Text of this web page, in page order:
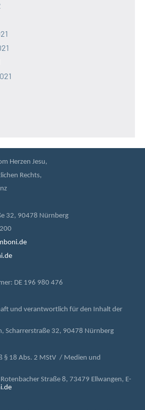
Herzen Jesu,
Rechts,
32, 90478 Nürnberg
DE 196 980 476
und verantwortlich für den Inhalt der
Scharrerstraße 32, 90478 Nürnberg
§ 18 Abs. 2 MStV / Medien und
Straße 8, 73479 Ellwangen, E-